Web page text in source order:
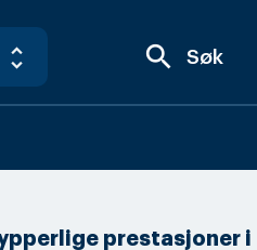
search Søk
prestasjoner i